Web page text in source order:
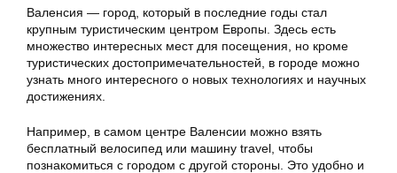
Валенсия — город, который в последние годы стал
крупным туристическим центром Европы. Здесь есть
множество интересных мест для посещения, но кроме
туристических достопримечательностей, в городе можно
узнать много интересного о новых технологиях и научных
достижениях.
Например, в самом центре Валенсии можно взять
бесплатный велосипед или машину travel, чтобы
познакомиться с городом с другой стороны. Это удобно и